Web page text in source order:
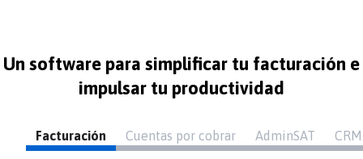
Un software para simplificar tu facturación e
impulsar tu productividad
Facturación Cuentas por cobrar AdminSAT CRM